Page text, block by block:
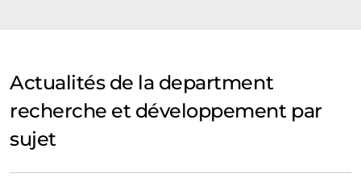
Actualités de la department
recherche et développement par
sujet